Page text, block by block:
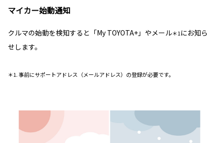
マイカー始動通知
クルマの始動を検知すると「My TOYOTA+」やメール＊1 にお知ら
せします。
＊1. 事前にサポートアドレス（メールアドレス）の登録が必要です。